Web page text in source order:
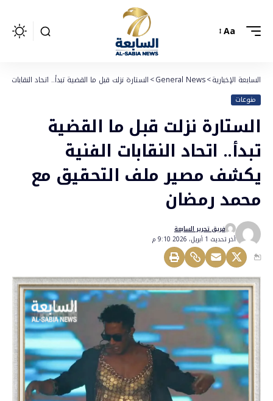
Aa
السابعة الإخبارية>
General News
>الستارة نزلت قبل ما القضية تبدأ.. اتحاد
منوعات
الستارة نزلت قبل ما القضية
تبدأ.. اتحاد النقابات الفنية
يكشف مصير ملف التحقيق مع
محمد رمضان
أخر تحديث 1 أبريل، 2026 9:10 م
فريق تحرير السابعة